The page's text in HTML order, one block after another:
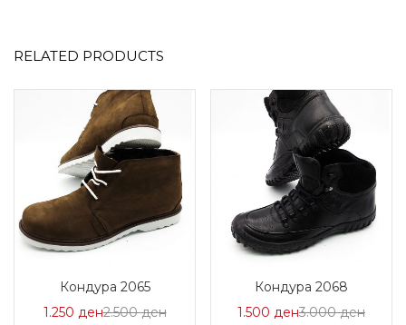
RELATED PRODUCTS
Кондура 2065
1.250 денЦена
2.500денНормална
Кондура 2068
1.500 денЦена
3.000ден